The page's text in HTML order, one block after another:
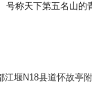
号称天下第五名山
江堰N18县道怀故亭